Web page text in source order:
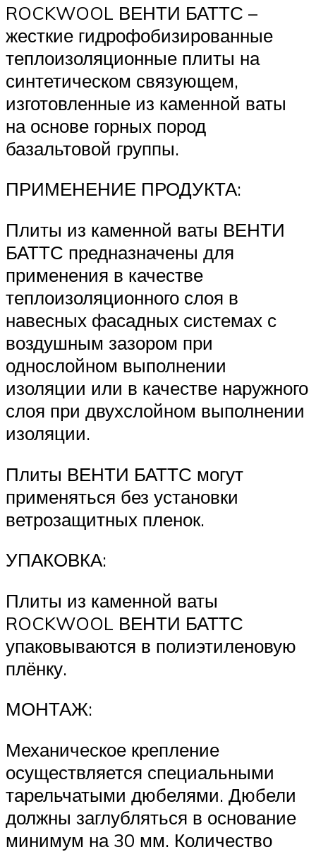
ROCKWOOL ВЕНТИ БАТТС –
жесткие гидрофобизированные
теплоизоляционные плиты на
синтетическом связующем,
изготовленные из каменной ваты
на основе горных пород
базальтовой группы.
ПРИМЕНЕНИЕ ПРОДУКТА:
Плиты из каменной ваты ВЕНТИ
БАТТС предназначены для
применения в качестве
теплоизоляционного слоя в
навесных фасадных системах с
воздушным зазором при
однослойном выполнении
изоляции или в качестве наружного
слоя при двухслойном выполнении
изоляции.
Плиты ВЕНТИ БАТТС могут
применяться без установки
ветрозащитных пленок.
УПАКОВКА:
Плиты из каменной ваты
ROCKWOOL ВЕНТИ БАТТС
упаковываются в полиэтиленовую
плёнку.
МОНТАЖ:
Механическое крепление
осуществляется специальными
тарельчатыми дюбелями. Дюбели
должны заглубляться в основание
минимум на 30 мм. Количество